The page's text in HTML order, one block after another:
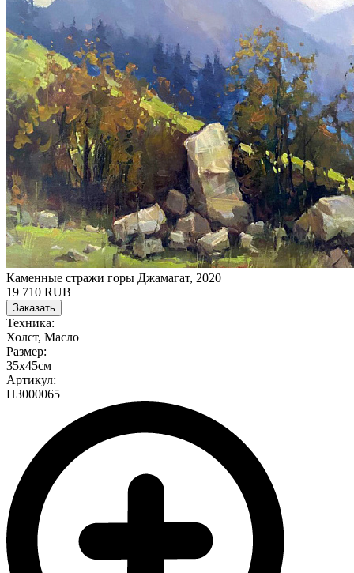
Каменные стражи горы Джамагат, 2020
19 710 RUB
Заказать
Техника:
Холст, Масло
Размер:
35х45см
Артикул:
ПЗ000065